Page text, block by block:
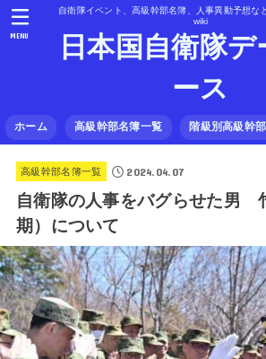
自衛隊イベント、高級幹部名簿、人事異動予想な
wiki
日本国自衛隊
ース
ホーム 高級幹部名簿一覧 階級別高級幹
MENU
高級幹部名簿一覧 2024.04.07
自衛隊の人事をバグらせた男
期）について